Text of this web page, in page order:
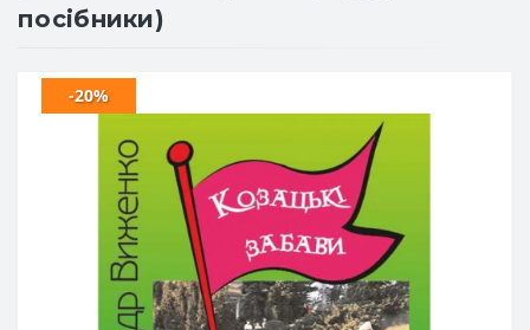
посібники)
-20%